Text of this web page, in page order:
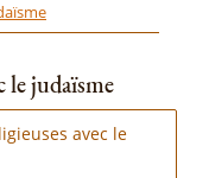
le judaïsme
avec le